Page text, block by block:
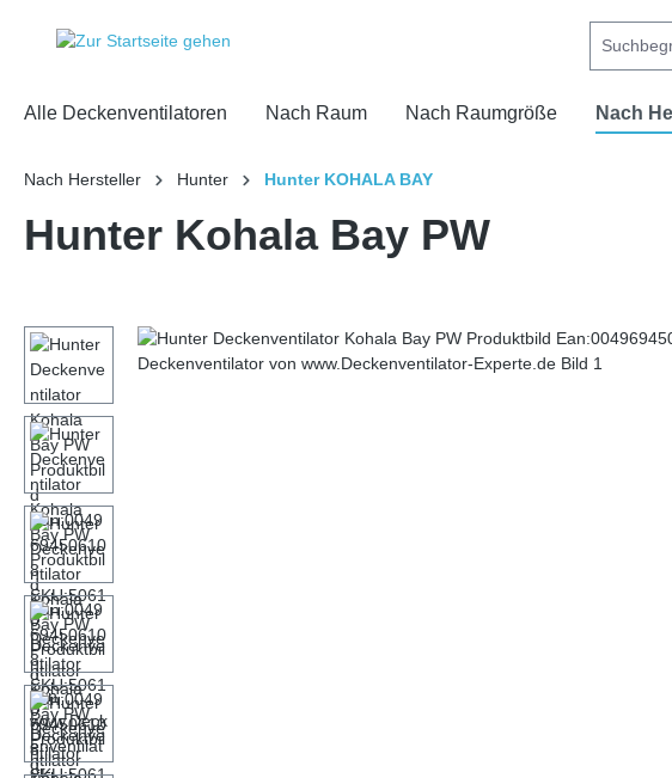
springen
Alle Deckenventilatoren Nach Raum Nach Raumgröße Nach
Nach Hersteller Hunter Hunter KOHALA BAY
Hunter Kohala Bay PW